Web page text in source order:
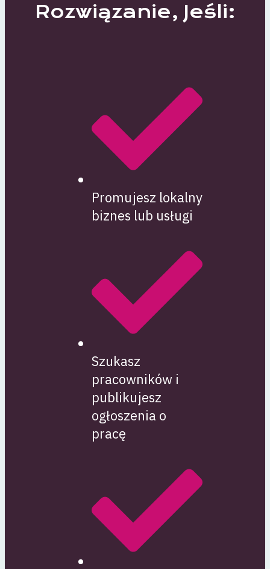
Rozwiązanie, Jeśli:
Promujesz lokalny
biznes lub usługi
Szukasz
pracowników i
publikujesz
ogłoszenia o
pracę